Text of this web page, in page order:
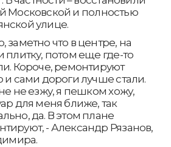
Московской и полностью
улице.
заметно что в центре, на
плитку, потом еще где-то
Короче, ремонтируют
и сами дороги лучше стали.
не езжу, я пешком хожу,
для меня ближе, так
да. В этом плане
- Александр Рязанов,